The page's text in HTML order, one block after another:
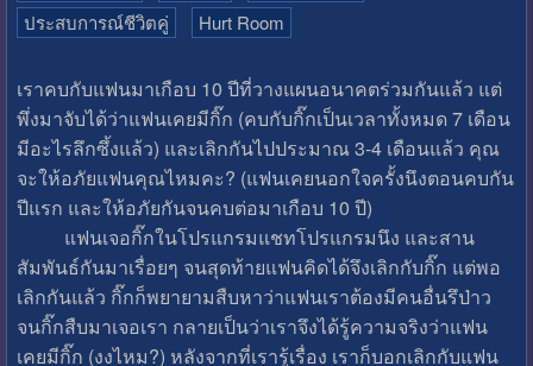
ประสบการณ์ชีวิตคู่
Hurt Room
เราคบกับแฟนมาเกือบ 10 ปีที่วางแผนอนาคตร่วมกันแล้ว แต่
พึ่งมาจับได้ว่าแฟนเคยมีกิ๊ก (คบกับกิ๊กเป็นเวลาทั้งหมด 7 เดือน
มีอะไรลึกซึ้งแล้ว) และเลิกกันไปประมาณ 3-4 เดือนแล้ว คุณ
จะให้อภัยแฟนคุณไหมคะ? (แฟนเคยนอกใจครั้งนึงตอนคบกัน
ปีแรก และให้อภัยกันจนคบต่อมาเกือบ 10 ปี)
แฟนเจอกิ๊กในโปรแกรมแชทโปรแกรมนึง และสาน
สัมพันธ์กันมาเรื่อยๆ จนสุดท้ายแฟนคิดได้จึงเลิกกับกิ๊ก แต่พอ
เลิกกันแล้ว กิ๊กก็พยายามสืบหาว่าแฟนเราต้องมีคนอื่นรึป่าว
จนกิ๊กสืบมาเจอเรา กลายเป็นว่าเราจึงได้รู้ความจริงว่าแฟน
เคยมีกิ๊ก (งงไหม?) หลังจากที่เรารู้เรื่อง เราก็บอกเลิกกับแฟน